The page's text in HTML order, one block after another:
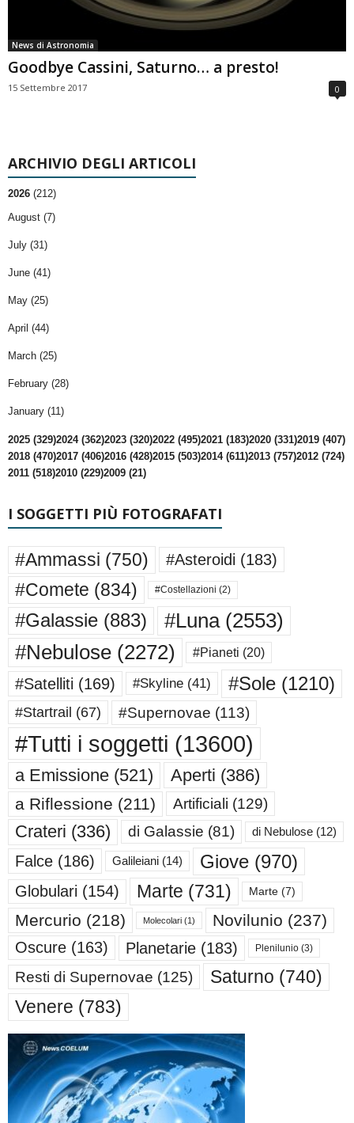
News di Astronomia
Goodbye Cassini, Saturno… a presto!
15 Settembre 2017 0
ARCHIVIO DEGLI ARTICOLI
2026 (212)
August (7)
July (31)
June (41)
May (25)
April (44)
March (25)
February (28)
January (11)
2025 (329)2024 (362)2023 (320)2022 (495)2021 (183)2020 (331)2019 (407)
2018 (470)2017 (406)2016 (428)2015 (503)2014 (611)2013 (757)2012 (724)
2011 (518)2010 (229)2009 (21)
I SOGGETTI PIÙ FOTOGRAFATI
#Ammassi (750) #Asteroidi (183)
#Comete (834) #Costellazioni (2)
#Galassie (883) #Luna(2553)
#Nebulose (2272) #Pianeti (20)
#Satelliti (169) #Skyline (41) #Sole (1210)
#Startrail (67) #Supernovae (113)
#Tutti i soggetti (13600)
a Emissione (521) Aperti (386)
a Riflessione (211) Artificiali (129)
Crateri (336) di Galassie (81) di Nebulose (12)
Falce (186) Galileiani (14) Giove (970)
Globulari (154) Marte (731) Marte (7)
Mercurio (218) Molecolari (1) Novilunio (237)
Oscure (163) Planetarie (183) Plenilunio (3)
Resti di Supernovae (125) Saturno (740)
Venere (783)